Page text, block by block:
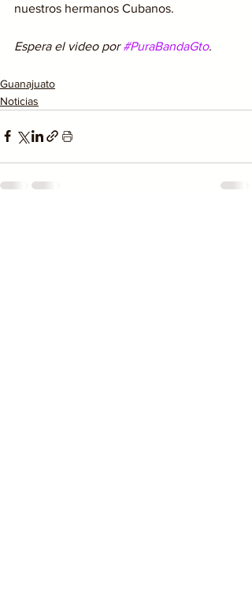
nuestros hermanos Cubanos.
Espera el video por #PuraBandaGto.
Guanajuato
Noticias